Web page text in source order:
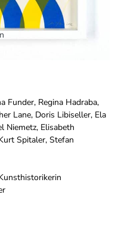
Funder, Regina Hadraba,
Lane, Doris Libiseller, Ela
Niemetz, Elisabeth
Spitaler, Stefan